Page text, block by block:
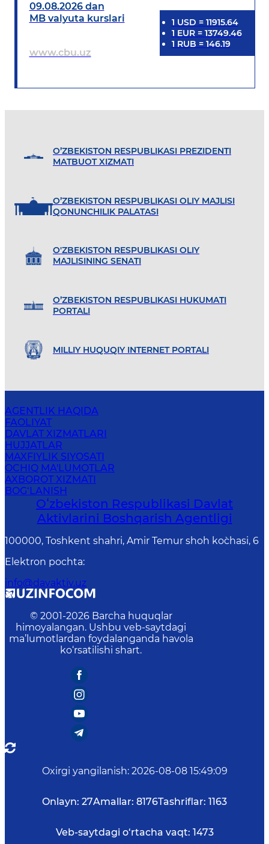
09.08.2026 dan
MB valyuta kurslari
www.cbu.uz
1 USD = 11915.64
1 EUR= 13749.46
1 RUB = 146.19
O’ZBEKISTON RESPUBLIKASI PREZIDENTI
MATBUOT XIZMATI
O’ZBEKISTON RESPUBLIKASI OLIY MAJLISI
QONUNCHILIK PALATASI
O'ZBEKISTON RESPUBLIKASI OLIY
MAJLISINING SENATI
O’ZBEKISTON RESPUBLIKASI HUKUMATI
PORTALI
MILLIY HUQUQIY INTERNET PORTALI
AGENTLIK HAQIDA
FAOLIYAT
DAVLAT XIZMATLARI
HUJJATLAR
MAXFIYLIK SIYOSATI
OCHIQ MA'LUMOTLAR
AXBOROT XIZMATI
BOG‘LANISH
Oʻzbekiston Respublikasi Davlat
Aktivlarini Boshqarish Agentligi
100000, Toshkent shahri, Amir Temur shoh ko`chasi, 6
Elektron pochta:
info@davaktiv.uz
© 2001-2026 Barcha huquqlar
himoyalangan. Ushbu veb-saytdagi
ma’lumotlardan foydalanganda havola
ko‘rsatilishi shart.
Oxirgi yangilanish: 2026-08-08 15:49:09
Onlayn: 27Amallar: 8176Tashriflar: 1163
Veb-saytdagi o‘rtacha vaqt: 1473